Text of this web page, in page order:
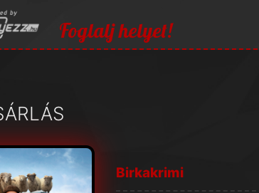
Foglalj helyet!
Birkakrimi